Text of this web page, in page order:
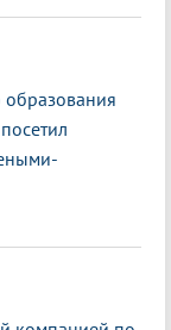
образования